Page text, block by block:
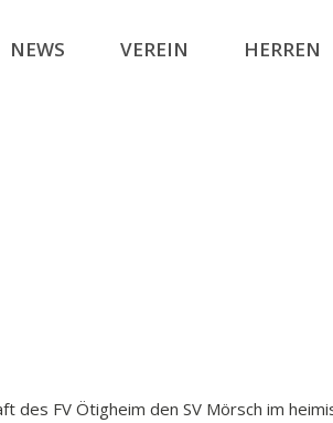
NEWS VEREIN HERREN
des FV Ötigheim den SV Mörsch im